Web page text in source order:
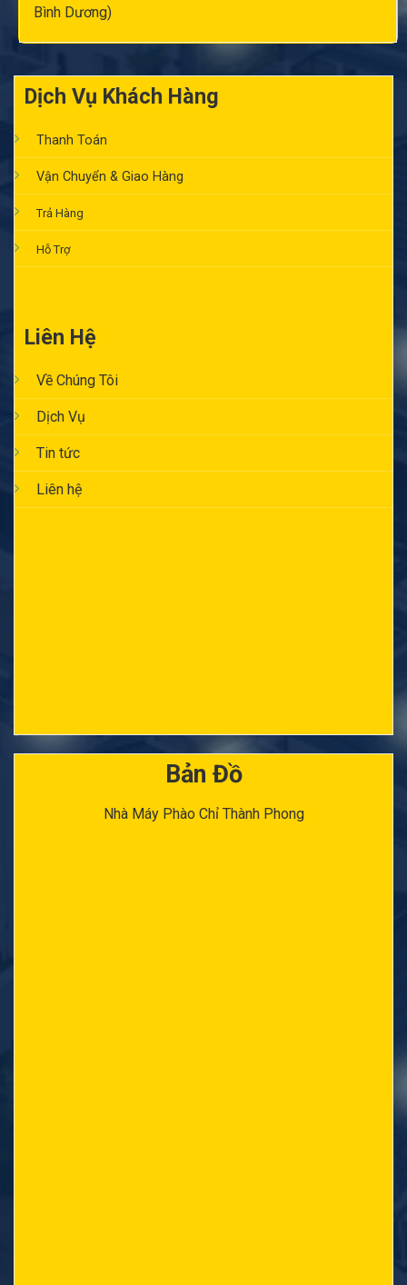
Bình Dương)
Dịch Vụ Khách Hàng
Thanh Toán
Vận Chuyển & Giao Hàng
Trả Hàng
Hỗ Trợ
Liên Hệ
Về Chúng Tôi
Dịch Vụ
Tin tức
Liên hệ
Bản Đồ
Nhà Máy Phào Chỉ Thành Phong